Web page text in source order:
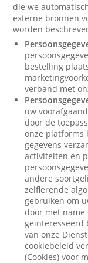
die we
externe bronnen
worden
bestelling
verband met
uw
door de
onze platforms
gegevens
activiteiten en
andere
zelflerende
gebruiken om
door met
geïnteresseerd
van onze
cookiebeleid
(Cookies) voor